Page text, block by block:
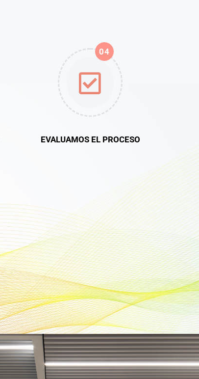
04
EVALUAMOS EL PROCESO